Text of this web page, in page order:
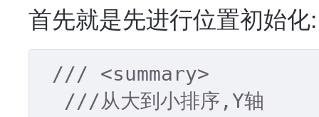
首先就是先进行位置初始化:
///
<summary>
///从大到小排序,Y轴